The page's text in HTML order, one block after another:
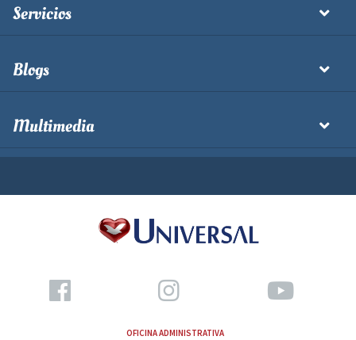
Servicios
Blogs
Multimedia
OFICINA ADMINISTRATIVA